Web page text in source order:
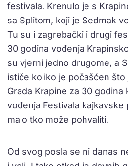
festivala. Krenulo je s
sa Splitom, koji je Sedmak
Tu su i zagrebački i drugi
30 godina vođenja
su vjerni jedno drugome, a
ističe koliko je počašćen što
Grada Krapine za 30 godina
vođenja Festivala kajkavske
malo tko može pohvaliti.
Od svog posla se ni danas